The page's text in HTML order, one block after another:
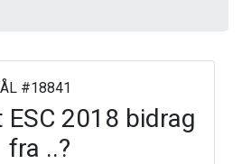
#18841
2018 bidrag
fra ..?